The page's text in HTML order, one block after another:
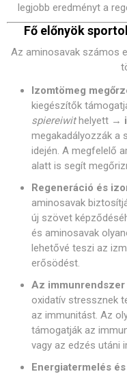
legjobb eredményt a
Fő előnyök
Az aminosavak számos
Izomtömeg
kiegészítők
spiereiwithelyett →
megakadályozzák a
idején. A megfelelő
alatt is segít
Regeneráció és
aminosavak
új szövet
és aminosavak
lehetővé teszi az
erősödést.
Az immunrendszer
oxidatív stressznek
az immunitást. Az
támogatják az
vagy az edzés utáni
Energiatermelés